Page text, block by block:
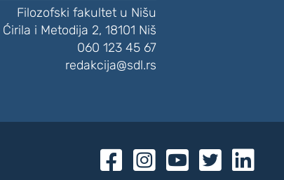
Filozofski fakultet u Nišu
Ćirila i Metodija 2, 18101 Niš
060 123 45 67
redakcija@sdl.rs
    